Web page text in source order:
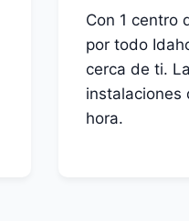
Con 1 centro
por todo
cerca de ti.
instalaciones
hora.